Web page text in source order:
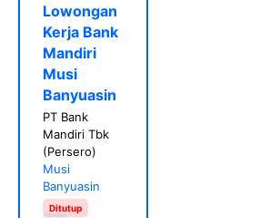
Lowongan
Kerja Bank
Mandiri
Musi
Banyuasin
PT Bank
Mandiri Tbk
(Persero)
Musi
Banyuasin
Ditutup